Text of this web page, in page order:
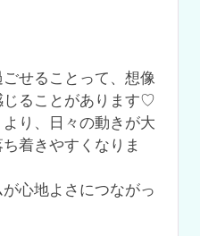
せることって、想像
じることがあります♡
り、日々の動きが大
着きやすくなりま
心地よさにつながっ